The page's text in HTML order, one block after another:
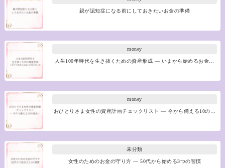
親が認知症になる前にしておきたいお金の準備
money
人生100年時代を生き抜くための資産形成 ― いまから始めるお金…
money
おひとりさま女性の資産計画チェックリスト ― 今から備える10の…
未分類
女性のためのお金の守り方 ― 50代から始める3つの習慣